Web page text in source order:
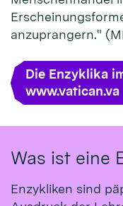
anzuprangern."
Die Enzyklika
www.vatican.va
Was ist eine
Enzykliken sind